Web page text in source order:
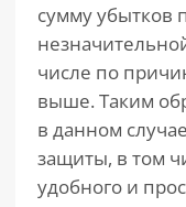
сумму убытков
числе по
выше. Таким
в данном
защиты, в том
удобного и